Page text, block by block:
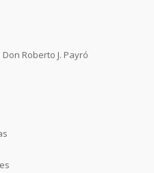
Roberto J. Payró